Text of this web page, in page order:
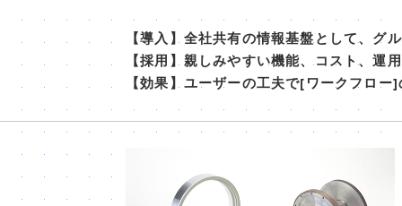
【導入】全社共有の情報基盤として、グ
【採用】親しみやすい機能、コスト、
【効果】ユーザーの工夫で[ワークフロ